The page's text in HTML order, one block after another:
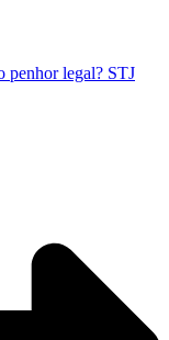
penhor legal? STJ